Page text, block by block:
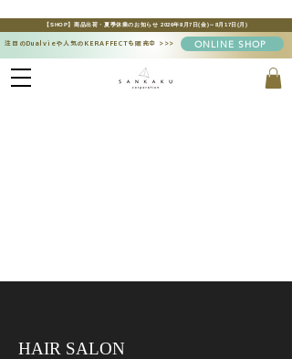
注目のDualvieや人気のKERAFFECTも販売中 >>> ONLINE SHOP
【SHOP】商品出荷・夏季休業のお知らせ 2026年8月7日(金)～8月17日(月)
HAIR SALON